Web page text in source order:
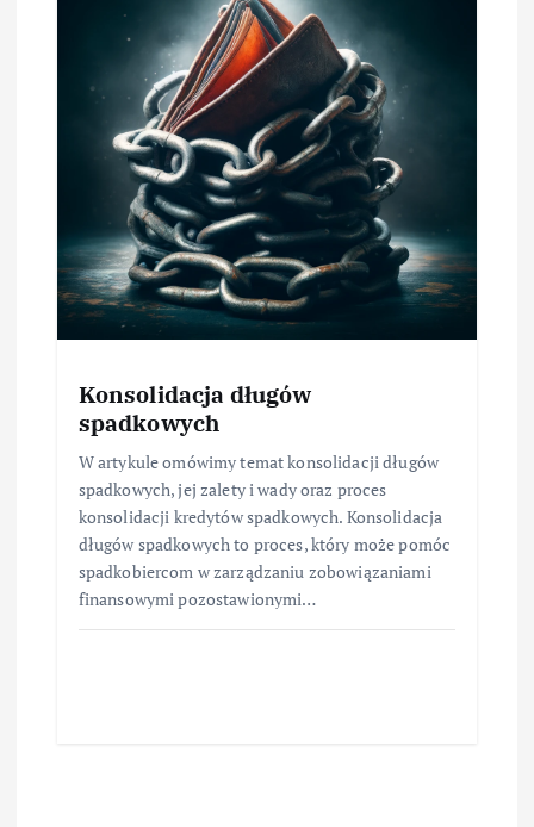
Konsolidacja długów
spadkowych
W artykule omówimy temat konsolidacji długów
spadkowych, jej zalety i wady oraz proces
konsolidacji kredytów spadkowych. Konsolidacja
długów spadkowych to proces, który może pomóc
spadkobiercom w zarządzaniu zobowiązaniami
finansowymi pozostawionymi…